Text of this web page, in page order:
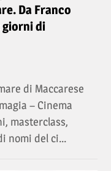
Da Franco
giorni di
di Maccarese
– Cinema
masterclass,
nomi del ci...